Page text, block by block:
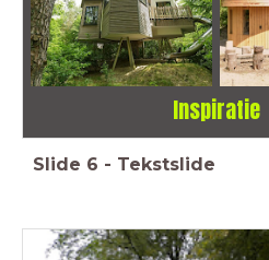
Inspiratie
Slide 6 - Tekstslide